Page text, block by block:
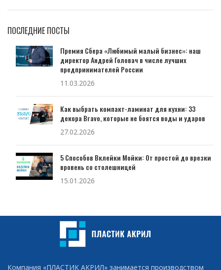
ПОСЛЕДНИЕ ПОСТЫ
Премия Сбера «Любимый малый бизнес»: наш
директор Андрей Головач в числе лучших
предпринимателей России
11.03.2026
Как выбрать компакт-ламинат для кухни: 33
декора Bravo, которые не боятся воды и ударов
27.02.2026
5 Способов Вклейки Мойки: От простой до врезки
вровень со столешницей
15.01.2026
Компания «ПЛАСТИК АКРИЛ» занимается производством